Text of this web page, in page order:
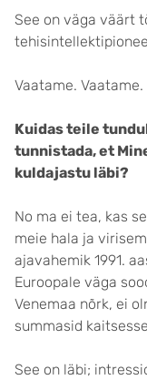
See on väga väärt
Vaatame. Vaatame.
Kuidas teile
tunnistada, et
kuldajastu läbi?
No ma ei tea, kas
meie hala ja
ajavahemik 1991.
Euroopale väga
Venemaa nõrk, ei
summasid
See on läbi;